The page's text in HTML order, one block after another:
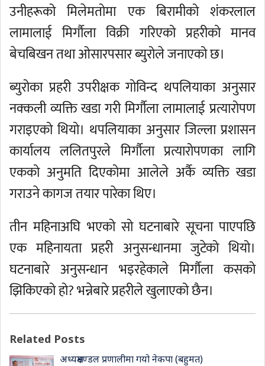
उनीहरूको मिलेमतोमा एक बिरामीको शंकरलाल
लामालाई मिर्गौला विक्री गरिएको प्रहरीको मानव
बेचबिखन तथा ओसारपसार ब्युरोले जनाएको छ।
ब्युरोका प्रहरी उपरीक्षक गोविन्द थपलियाका अनुसार
नक्कली व्यक्ति खडा गरी मिर्गौला लामालाई प्रत्यारोपण
गराइएको थियो। थपलियाका अनुसार जिल्ला प्रशासन
कार्यालय ललितपुरले मिर्गौला प्रत्यारोपणका लागि
एकको अनुमति दिएकोमा आलेले अर्कै व्यक्ति खडा
गराउने कागज तयार पारेका थिए।
तीन महिनाअघि भएको सो घटनाबारे सूचना पाएपछि
एक महिनायता प्रहरी अनुसन्धानमा जुटेको थियो।
घटनाबारे अनुसन्धान भइरहेकाले मिर्गौला कसको
झिकिएको हो? भन्नेबारे प्रहरीले खुलाएको छैन।
Related Posts
अध्यक्षमण्डल प्रणालीमा गयो नेकपा (बहुमत)